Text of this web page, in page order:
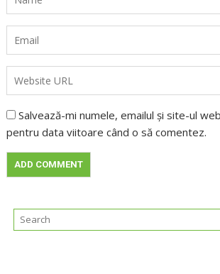
Salvează-mi numele, emailul și site-ul
pentru data viitoare când o să comentez.